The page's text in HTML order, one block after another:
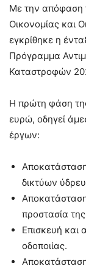
Με την απόφαση
Οικονομίας και
εγκρίθηκε η
Πρόγραμμα
Καταστροφών
Η πρώτη φάση
ευρώ, οδηγεί
έργων:
δικτύων
προστασία
​Επισκευή και
οδοποιίας.